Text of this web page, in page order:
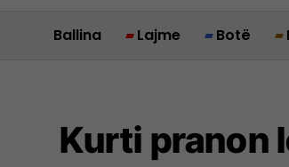
Ballina Lajme Botë
Kurti pranon